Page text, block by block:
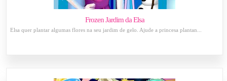
Frozen Jardim da Elsa
Elsa quer plantar algumas flores na seu jardim de gelo. Ajude a princesa plantan...